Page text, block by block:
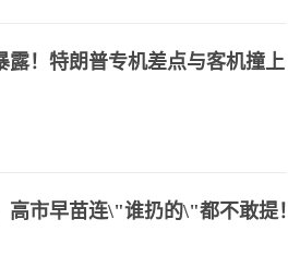
露！特朗普专机差点与客机撞上
高市早苗连\"谁扔的\"都不敢提！